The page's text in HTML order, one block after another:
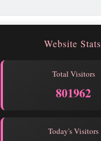
Website Stats
Total Visitors
801962
Today's Visitors